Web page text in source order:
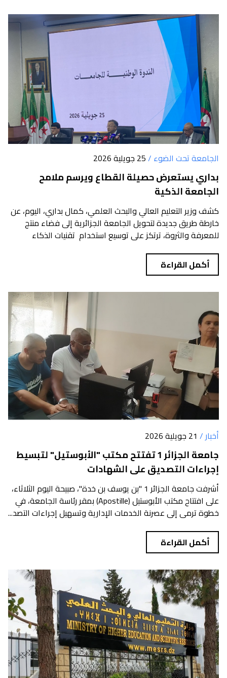
الجامعة تحت الضوء /25 جويلية 2026
بداري يستعرض حصيلة القطاع ويرسم ملامح
الجامعة الذكية
كشف وزير التعليم العالي والبحث العلمي، كمال بداري، اليوم، عن
خارطة طريق جديدة لتحويل الجامعة الجزائرية إلى فضاء منتج
للمعرفة والثروة، ترتكز على توسيع استخدام تقنيات الذكاء
أكمل القراءة
أخبار / 21 جويلية 2026
جامعة الجزائر 1 تفتتح مكتب "الأبوستيل" لتبسيط
إجراءات التصديق على الشهادات
أشرفت جامعة الجزائر 1 "بن يوسف بن خدة"، صبيحة اليوم الثلاثاء،
على افتتاح مكتب الأبوستيل (Apostille) بمقر رئاسة الجامعة، في
خطوة ترمي إلى عصرنة الخدمات الإدارية وتسهيل إجراءات التصد...
أكمل القراءة